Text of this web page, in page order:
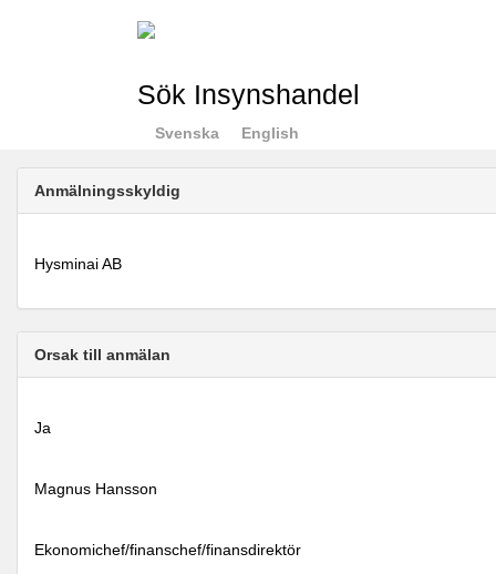
Sök Insynshandel
Svenska English
Anmälningsskyldig
Hysminai AB
Orsak till anmälan
Ja
Magnus Hansson
Ekonomichef/finanschef/finansdirektör